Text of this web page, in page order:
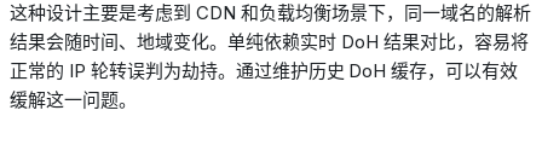
这种设计主要是考虑到 CDN 和负载均衡场景下，同一域名的解析
结果会随时间、地域变化。单纯依赖实时 DoH 结果对比，容易将
正常的 IP 轮转误判为劫持。通过维护历史 DoH 缓存，可以有效
缓解这一问题。